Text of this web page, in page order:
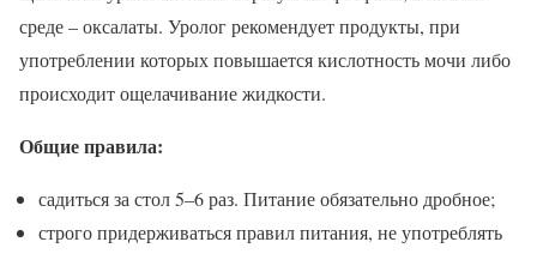
среде – оксалаты. Уролог рекомендует продукты, при
употреблении которых повышается кислотность мочи либо
происходит ощелачивание жидкости.
Общие правила:
садиться за стол 5–6 раз. Питание обязательно дробное;
строго придерживаться правил питания, не употреблять